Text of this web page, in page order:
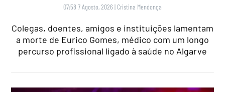
07:58 7 Agosto, 2026 | Cristina Mendonça
Colegas, doentes, amigos e instituições lamentam
a morte de Eurico Gomes, médico com um longo
percurso profissional ligado à saúde no Algarve